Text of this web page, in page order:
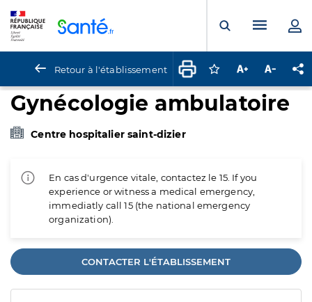
Ouvrir laMenu
Retour à l'établissement Connectez-vous
Augmenter la
Gynécologie ambulatoire
Centre hospitalier saint-dizier
En cas d'urgence vitale, contactez le 15. If you
experience or witness a medical emergency,
immediatly call 15 (the national emergency
organization).
CONTACTER L'ÉTABLISSEMENT